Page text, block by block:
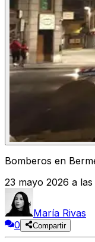
Bomberos en
23 mayo 2026 a las
María Rivas
0
Compartir